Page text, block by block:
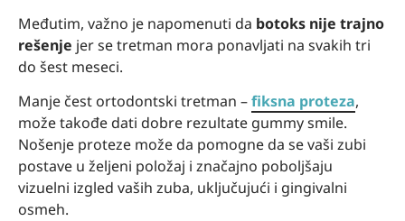
Međutim, važno je napomenuti da botoks nije trajno
rešenje jer se tretman mora ponavljati na svakih tri
do šest meseci.
Manje čest ortodontski tretman –fiksna proteza,
može takođe dati dobre rezultate gummy smile.
Nošenje proteze može da pomogne da se vaši zubi
postave u željeni položaj i značajno poboljšaju
vizuelni izgled vaših zuba, uključujući i gingivalni
osmeh.